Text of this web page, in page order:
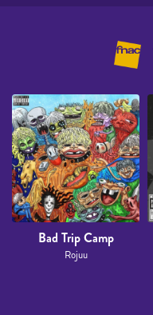
Bad Trip Camp
Rojuu